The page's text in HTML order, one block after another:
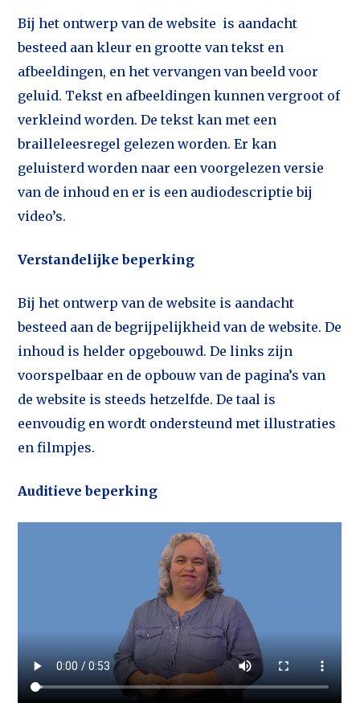
Bij het ontwerp van de website is aandacht
besteed aan kleur en grootte van tekst en
afbeeldingen, en het vervangen van beeld voor
geluid. Tekst en afbeeldingen kunnen vergroot of
verkleind worden. De tekst kan met een
brailleleesregel gelezen worden. Er kan
geluisterd worden naar een voorgelezen versie
van de inhoud en er is een audiodescriptie bij
video’s.
Verstandelijke beperking
Bij het ontwerp van de website is aandacht
besteed aan de begrijpelijkheid van de website. De
inhoud is helder opgebouwd. De links zijn
voorspelbaar en de opbouw van de pagina’s van
de website is steeds hetzelfde. De taal is
eenvoudig en wordt ondersteund met illustraties
en filmpjes.
Auditieve beperking